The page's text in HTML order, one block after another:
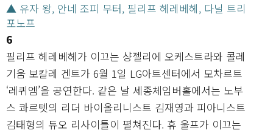
▲ 유자 왕, 안네 조피 무터, 필리프 헤레베헤, 다닐 트리
포노프
6
필리프 헤레베헤가 이끄는 샹젤리에 오케스트라와 콜레
기움 보칼레 겐트가 6월 1일 LG아트센터에서 모차르트
‘레퀴엠’을 공연한다. 같은 날 세종체임버홀에서는 노부
스 콰르텟의 리더 바이올리니스트 김재영과 피아니스트
김태형의 듀오 리사이틀이 펼쳐진다. 휴 울프가 이끄는